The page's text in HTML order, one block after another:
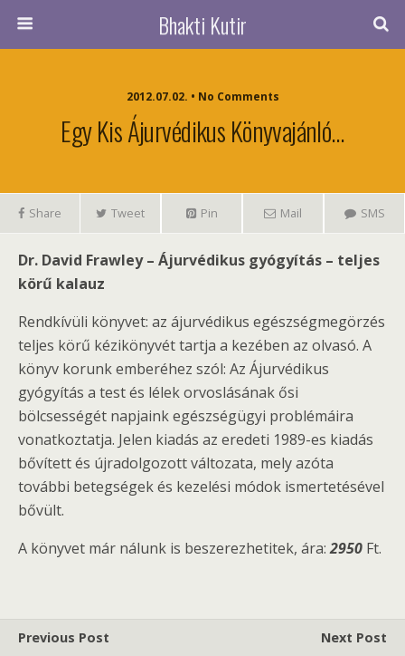
Bhakti Kutir
2012.07.02. • No Comments
Egy Kis Ájurvédikus Könyvajánló…
Share Tweet Pin Mail SMS
Dr. David Frawley – Ájurvédikus gyógyítás – teljes
körű kalauz
Rendkívüli könyvet: az ájurvédikus egészségmegörzés
teljes körű kézikönyvét tartja a kezében az olvasó. A
könyv korunk emberéhez szól: Az Ájurvédikus
gyógyítás a test és lélek orvoslásának ősi
bölcsességét napjaink egészségügyi problémáira
vonatkoztatja. Jelen kiadás az eredeti 1989-es kiadás
bővített és újradolgozott változata, mely azóta
további betegségek és kezelési módok ismertetésével
bővült.
A könyvet már nálunk is beszerezhetitek, ára:2950 Ft.
Previous Post
Next Post